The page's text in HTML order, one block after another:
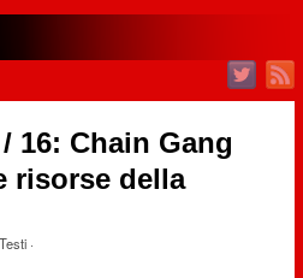
16: Chain Gang
risorse della
Testi·